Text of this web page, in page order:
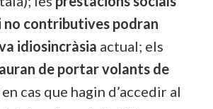
contributives podran
idiosincràsia actual; els
de portar volants de
en cas que hagin d’accedir al